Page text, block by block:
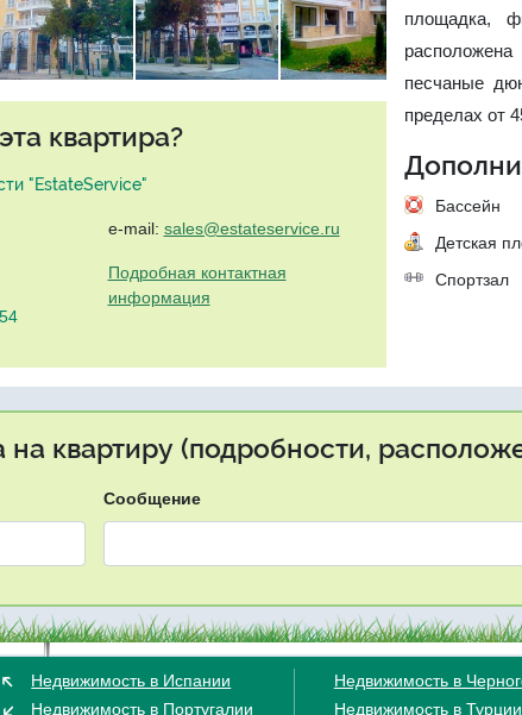
квартира?
"EstateService"
e-mail: sales@estateservice.ru
Подробная контактная
информация
площадка,
песчаные
пределах от
Бассейн
Детская
Спортзал
на квартиру (подробности,
Сообщение
Недвижимость в Испании
Недвижимость в Португалии
Недвижимость в
Недвижимость в Турции